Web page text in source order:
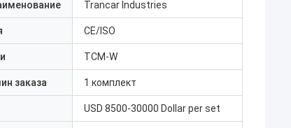
Trancar Industries
CE/ISO
TCM-W
заказа 1 комплект
USD 8500-30000 Dollar per set